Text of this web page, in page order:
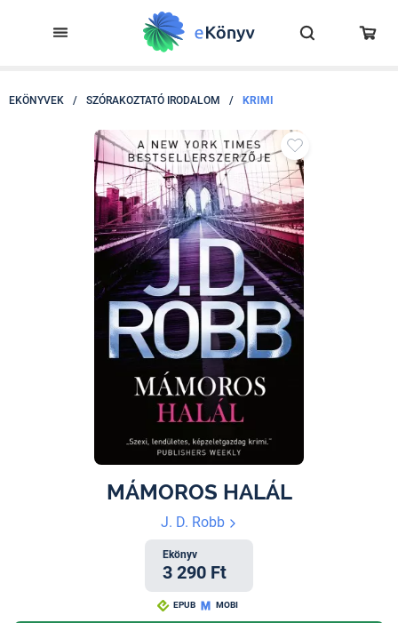
EKÖNYVEK / SZÓRAKOZTATÓ IRODALOM / KRIMI
MÁMOROS HALÁL
J. D. Robb
Ekönyv
3 290 Ft
EPUB MOBI